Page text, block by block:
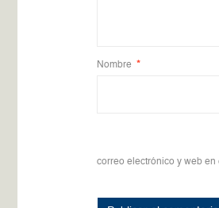
Nombre *
correo electrónico y web